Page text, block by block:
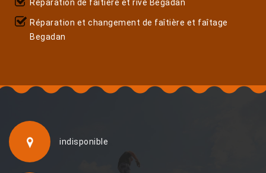
Réparation de faîtière et rive Begadan
Réparation et changement de faîtière et faîtage
Begadan
indisponible